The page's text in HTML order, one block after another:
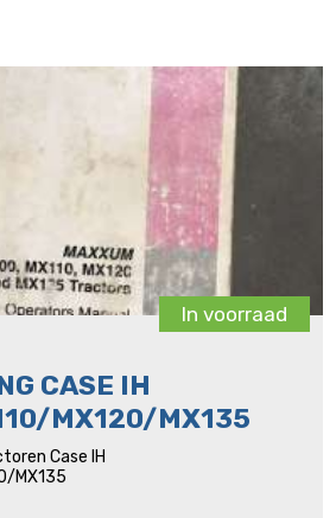
In voorraad
CASE IH
MX120/MX135
Case IH
MX135